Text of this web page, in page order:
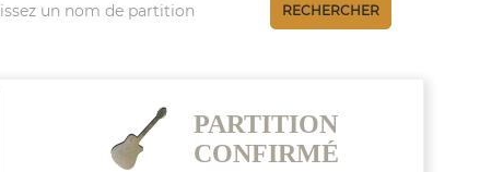
RECHERCHER
PARTITION
CONFIRMÉ